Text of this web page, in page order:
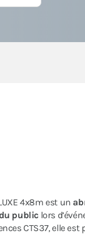
4x8m est un
public lors
CTS37, elle